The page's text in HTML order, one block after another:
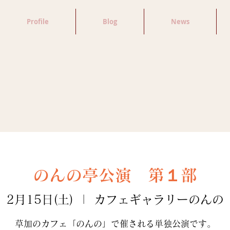
Profile Blog News
のんの亭公演 第１部
2月15日(土) カフェギャラリーのんの
草加のカフェ「のんの」で催される単独公演です。